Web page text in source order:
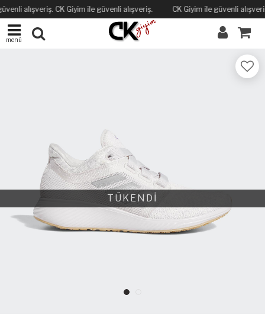
alışveriş. CK Giyim ile güvenli alışveriş. CK Giyim ile güvenli
menü
TÜKENDİ